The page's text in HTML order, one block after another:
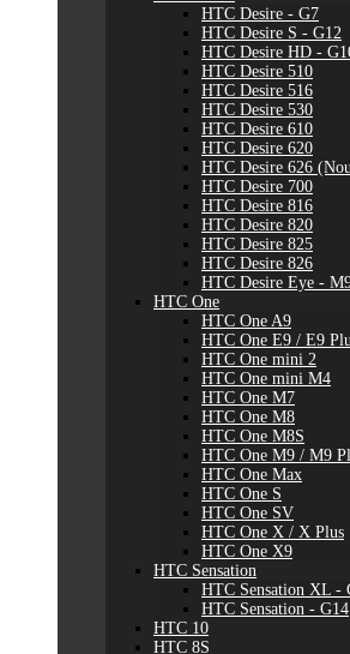
HTC Desire - G7
HTC Desire S - G12
HTC Desire HD -
HTC Desire 510
HTC Desire 516
HTC Desire 530
HTC Desire 610
HTC Desire 620
HTC Desire 626
HTC Desire 700
HTC Desire 816
HTC Desire 820
HTC Desire 825
HTC Desire 826
HTC Desire Eye -
HTC One
HTC One A9
HTC One E9 / E9
HTC One mini 2
HTC One mini M4
HTC One M7
HTC One M8
HTC One M8S
HTC One M9 / M9
HTC One Max
HTC One S
HTC One SV
HTC One X / X Plus
HTC One X9
HTC Sensation
HTC Sensation XL -
HTC Sensation - G14
HTC 10
HTC 8S